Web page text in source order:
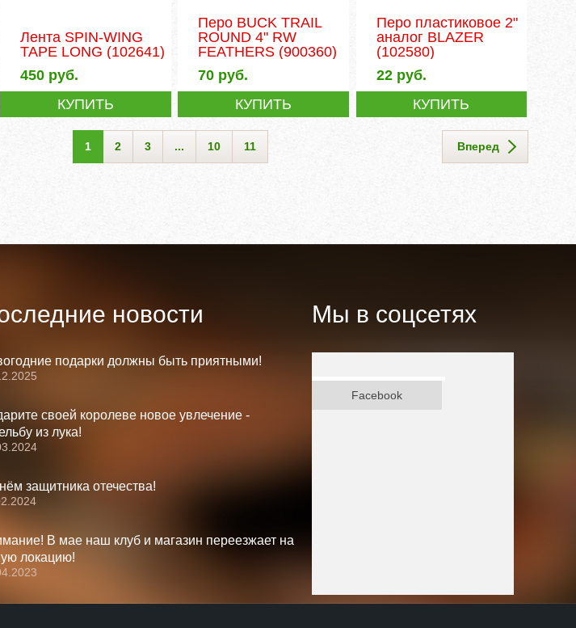
Лента SPIN-WING
TAPE LONG (102641)
450 руб.
КУПИТЬ
Перо BUCK TRAIL
ROUND 4" RW
FEATHERS (900360)
70 руб.
КУПИТЬ
Перо пластиковое 2"
аналог BLAZER
(102580)
22руб.
КУПИТЬ
1 2 3 ... 10 11 Вперед
новости
подарки должны быть приятными!
своей королеве новое увлечение -
из лука!
защитника отечества!
В мае наш клуб и магазин переезжает на
локацию!
Мы в соцсетях
Facebook